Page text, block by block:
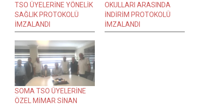
TSO ÜYELERİNE YÖNELİK
SAĞLIK PROTOKOLÜ
İMZALANDI
OKULLARI ARASINDA
İNDİRİM PROTOKOLÜ
İMZALANDI
SOMA TSO ÜYELERİNE
ÖZEL MİMAR SİNAN